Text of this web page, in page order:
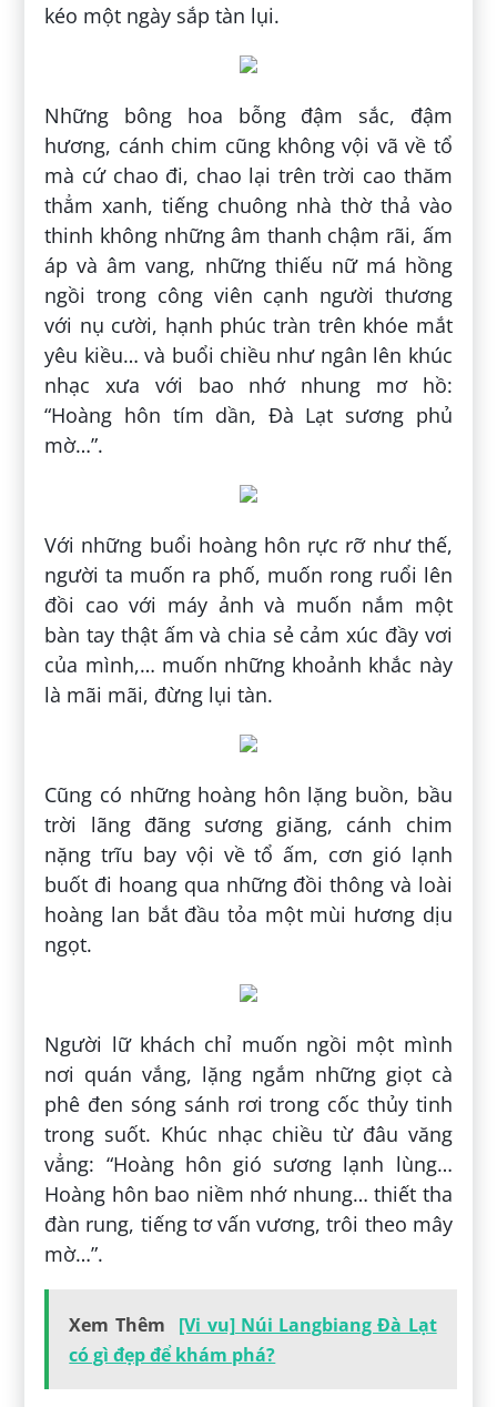
kéo một ngày sắp tàn lụi.
Những bông hoa bỗng đậm sắc, đậm
hương, cánh chim cũng không vội vã về tổ
mà cứ chao đi, chao lại trên trời cao thăm
thẳm xanh, tiếng chuông nhà thờ thả vào
thinh không những âm thanh chậm rãi, ấm
áp và âm vang, những thiếu nữ má hồng
ngồi trong công viên cạnh người thương
với nụ cười, hạnh phúc tràn trên khóe mắt
yêu kiều… và buổi chiều như ngân lên khúc
nhạc xưa với bao nhớ nhung mơ hồ:
“Hoàng hôn tím dần, Đà Lạt sương phủ
mờ…”.
Với những buổi hoàng hôn rực rỡ như thế,
người ta muốn ra phố, muốn rong ruổi lên
đồi cao với máy ảnh và muốn nắm một
bàn tay thật ấm và chia sẻ cảm xúc đầy vơi
của mình,… muốn những khoảnh khắc này
là mãi mãi, đừng lụi tàn.
Cũng có những hoàng hôn lặng buồn, bầu
trời lãng đãng sương giăng, cánh chim
nặng trĩu bay vội về tổ ấm, cơn gió lạnh
buốt đi hoang qua những đồi thông và loài
hoàng lan bắt đầu tỏa một mùi hương dịu
ngọt.
Người lữ khách chỉ muốn ngồi một mình
nơi quán vắng, lặng ngắm những giọt cà
phê đen sóng sánh rơi trong cốc thủy tinh
trong suốt. Khúc nhạc chiều từ đâu văng
vẳng: “Hoàng hôn gió sương lạnh lùng…
Hoàng hôn bao niềm nhớ nhung… thiết tha
đàn rung, tiếng tơ vấn vương, trôi theo mây
mờ…”.
Xem Thêm
[Vi vu] Núi Langbiang Đà Lạt
có gì đẹp để khám phá?